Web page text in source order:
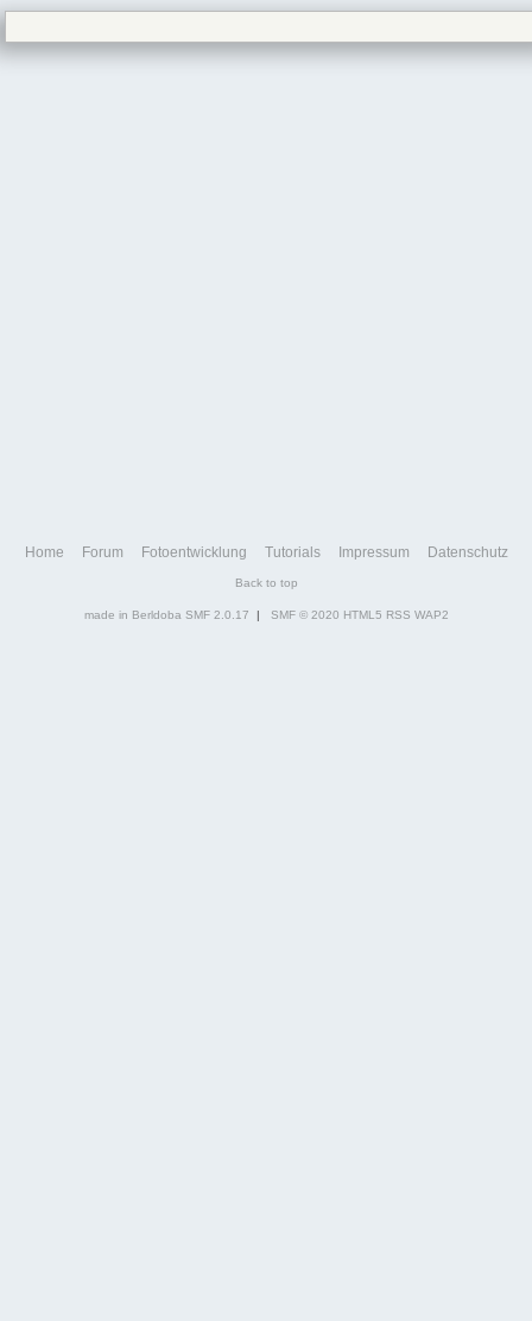
Home Forum Fotoentwicklung Tutorials Impressum Datenschutz
Back to top
made in Berldoba SMF 2.0.17 | SMF © 2020 HTML5 RSS WAP2